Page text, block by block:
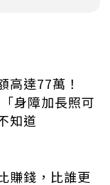
高達77萬！
身障加長照可
知道
賺錢，比誰更